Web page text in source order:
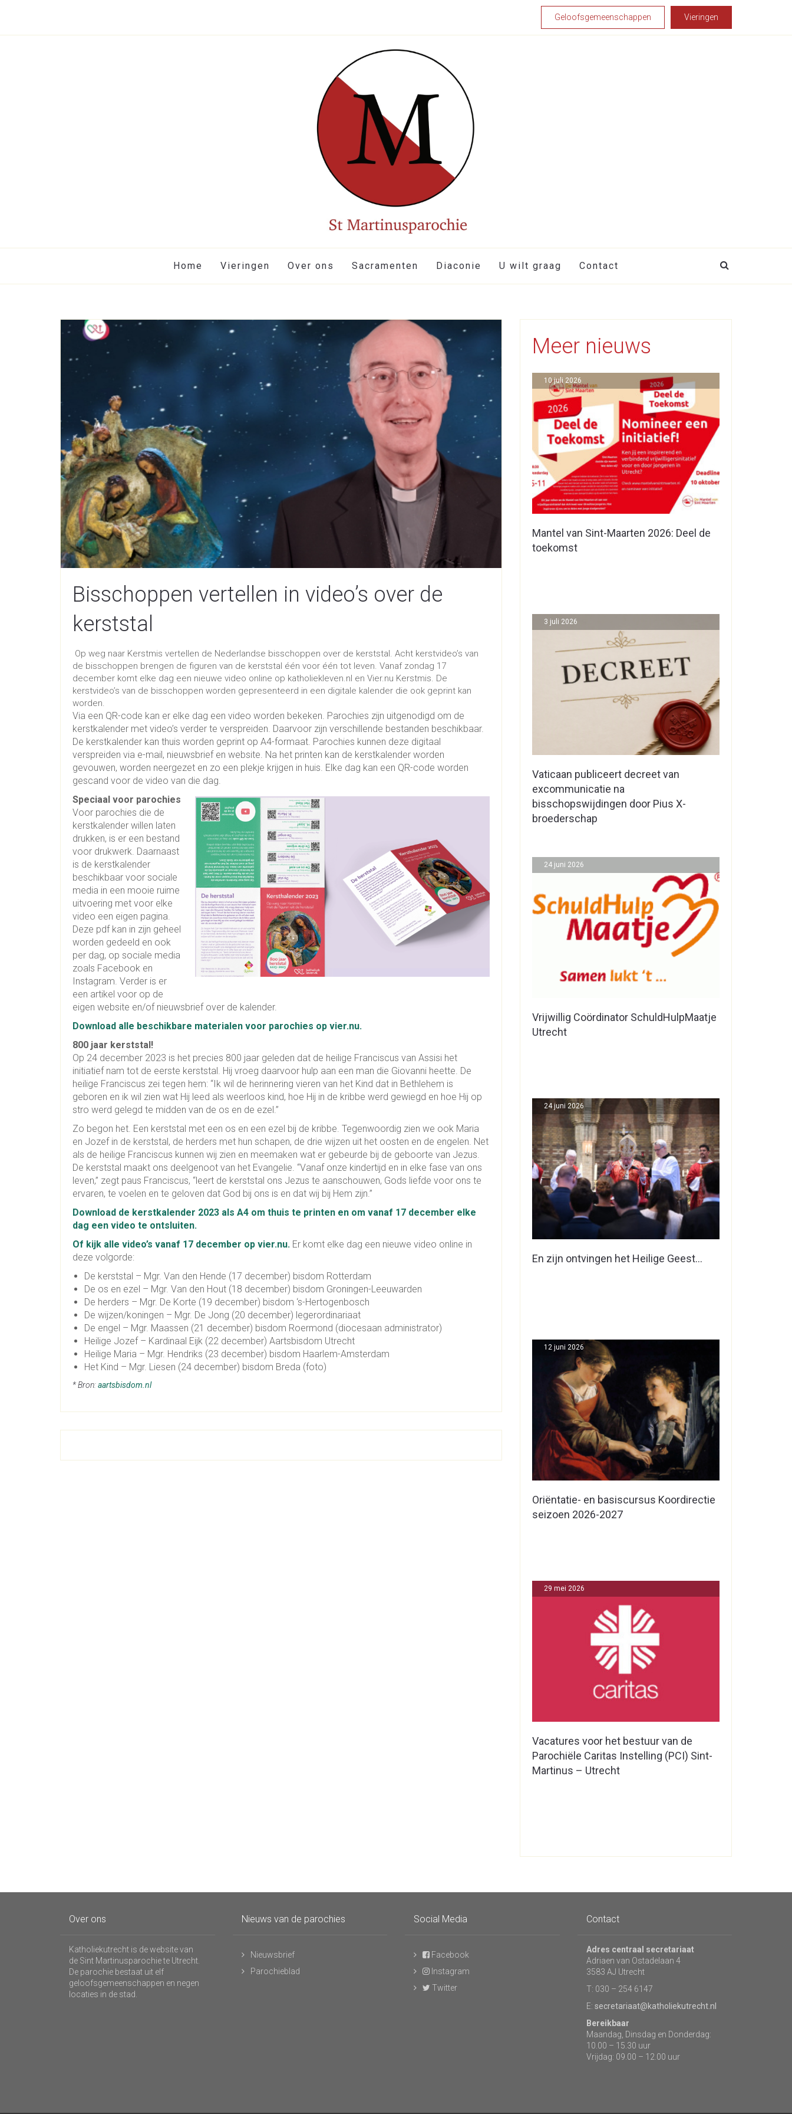
Geloofsgemeenschappen Vieringen
Home Vieringen Over ons Sacramenten Diaconie U wilt graag Contact
Bisschoppen vertellen in video’s over de
kerststal
Op weg naar Kerstmis vertellen de Nederlandse bisschoppen over de kerststal. Acht kerstvideo’s van
de bisschoppen brengen de figuren van de kerststal één voor één tot leven. Vanaf zondag 17
december komt elke dag een nieuwe video online op katholiekleven.nl en Vier.nu Kerstmis. De
kerstvideo’s van de bisschoppen worden gepresenteerd in een digitale kalender die ook geprint kan
worden.
Via een QR-code kan er elke dag een video worden bekeken. Parochies zijn uitgenodigd om de
kerstkalender met video’s verder te verspreiden. Daarvoor zijn verschillende bestanden beschikbaar.
De kerstkalender kan thuis worden geprint op A4-formaat. Parochies kunnen deze digitaal
verspreiden via e-mail, nieuwsbrief en website. Na het printen kan de kerstkalender worden
gevouwen, worden neergezet en zo een plekje krijgen in huis. Elke dag kan een QR-code worden
gescand voor de video van die dag.
Speciaal voor parochies
Voor parochies die de
kerstkalender willen laten
drukken, is er een bestand
voor drukwerk. Daarnaast
is de kerstkalender
beschikbaar voor sociale
media in een mooie ruime
uitvoering met voor elke
video een eigen pagina.
Deze pdf kan in zijn geheel
worden gedeeld en ook
per dag, op sociale media
zoals Facebook en
Instagram. Verder is er
een artikel voor op de
eigen website en/of nieuwsbrief over de kalender.
Download alle beschikbare materialen voor parochies op vier.nu.
800 jaar kerststal!
Op 24 december 2023 is het precies 800 jaar geleden dat de heilige Franciscus van Assisi het
initiatief nam tot de eerste kerststal. Hij vroeg daarvoor hulp aan een man die Giovanni heette. De
heilige Franciscus zei tegen hem: “Ik wil de herinnering vieren van het Kind dat in Bethlehem is
geboren en ik wil zien wat Hij leed als weerloos kind, hoe Hij in de kribbe werd gewiegd en hoe Hij op
stro werd gelegd te midden van de os en de ezel.”
Zo begon het. Een kerststal met een os en een ezel bij de kribbe. Tegenwoordig zien we ook Maria
en Jozef in de kerststal, de herders met hun schapen, de drie wijzen uit het oosten en de engelen. Net
als de heilige Franciscus kunnen wij zien en meemaken wat er gebeurde bij de geboorte van Jezus.
De kerststal maakt ons deelgenoot van het Evangelie. “Vanaf onze kindertijd en in elke fase van ons
leven,” zegt paus Franciscus, “leert de kerststal ons Jezus te aanschouwen, Gods liefde voor ons te
ervaren, te voelen en te geloven dat God bij ons is en dat wij bij Hem zijn.”
Download de kerstkalender 2023 als A4 om thuis te printen en om vanaf 17 december elke
dag een video te ontsluiten.
Of kijk alle video’s vanaf 17 december op vier.nu. Er komt elke dag een nieuwe video online in
deze volgorde:
De kerststal – Mgr. Van den Hende (17 december) bisdom Rotterdam
De os en ezel – Mgr. Van den Hout (18 december) bisdom Groningen-Leeuwarden
De herders – Mgr. De Korte (19 december) bisdom ‘s-Hertogenbosch
De wijzen/koningen – Mgr. De Jong (20 december) legerordinariaat
De engel – Mgr. Maassen (21 december) bisdom Roermond (diocesaan administrator)
Heilige Jozef – Kardinaal Eijk (22 december) Aartsbisdom Utrecht
Heilige Maria – Mgr. Hendriks (23 december) bisdom Haarlem-Amsterdam
Het Kind – Mgr. Liesen (24 december) bisdom Breda (foto)
* Bron:aartsbisdom.nl
Meer nieuws
Mantel van Sint-Maarten 2026: Deel de
toekomst
10 juli 2026
Vaticaan publiceert decreet van
excommunicatie na
bisschopswijdingen door Pius X-
broederschap
3 juli 2026
Vrijwillig Coördinator SchuldHulpMaatje
Utrecht
24 juni 2026
En zijn ontvingen het Heilige Geest…
24 juni 2026
Oriëntatie- en basiscursus Koordirectie
seizoen 2026-2027
12 juni 2026
Vacatures voor het bestuur van de
Parochiële Caritas Instelling (PCI) Sint-
Martinus – Utrecht
29 mei 2026
Over ons
Katholiekutrecht is de website van
de Sint Martinusparochie te Utrecht.
De parochie bestaat uit elf
geloofsgemeenschappen en negen
locaties in de stad.
Nieuws van de parochies
Nieuwsbrief
Parochieblad
Social Media
Facebook
Instagram
Twitter
Contact
Adres centraal secretariaat
Adriaen van Ostadelaan 4
3583 AJ Utrecht
T: 030 – 254 6147
E: secretariaat@katholiekutrecht.nl
Bereikbaar
Maandag, Dinsdag en Donderdag:
10.00 – 15.30 uur
Vrijdag: 09.00 – 12.00 uur